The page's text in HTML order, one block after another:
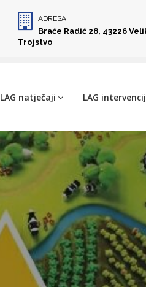
ADRESA
Braće Radić 28, 43226
Trojstvo
LAG natječaji LAG